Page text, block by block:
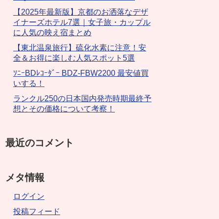
【2025年最新版】京都のお洒落なデザ
イナーズホテル7選｜女子旅・カップル
に人気の映え宿まとめ
【東北温泉旅行】硫化水素に注意！安
全＆お得に楽しむ人気スポット5選
ｿﾆｰBDﾚｺｰﾀﾞｰ BDZ-FBW2200 最安値買
いする！
ランクル250の日本国内発売時期最終予
想とその価格について考察！
最近のコメント
メタ情報
ログイン
投稿フィード